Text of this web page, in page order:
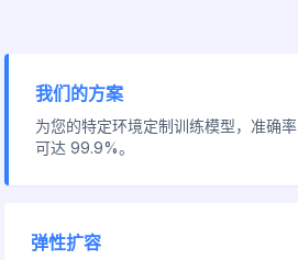
我们的方案
为您的特定环境定制训练模型，准确率
可达 99.9%。
弹性扩容